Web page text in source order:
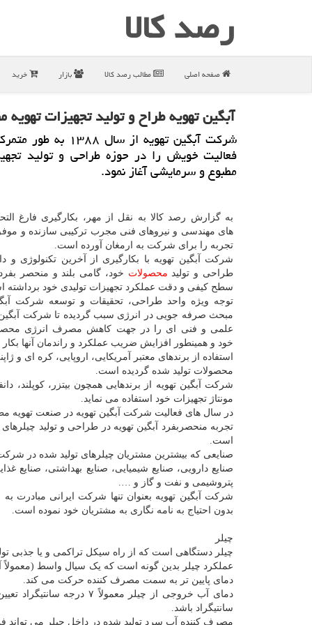
رصد كالا
صفحه اصلی مطالب رصد كالا بازار خرید
آبگین تهویه طراح و تولید تجهیزات تهویه
شركت آبگین تهویه از سال
فعالیت خویش را در حوزه طراحی و تولید
مطبوع و سرمایشی آغاز نمود.
به گزارش رصد کالا به نقل از مهر، بکارگیری فارغ
های مهندسی و نیروهای فنی مجرب ترکیبی سازنده و
تجربه را برای شرکت به ارمغان آورده است.
شرکت آبگین تهویه با بکارگیری از آخرین تکنولوژی و
طراحی و تولید محصولات خود، گامی بلند و منحصر
سطح کیفی و دقت عملکرد تجهیزات تولیدی خود برداشته
توجه ویژه واحد طراحی، تحقیقات و توسعه شرکت
مبحث صرفه جویی در انرژی سبب گردیده تا شرکت آبگین
علمی و فنی ای را در جهت کاهش مصرف انرژی
خود و همینطور افزایش ضریب عملکرد و راندمان آنها بکار
استفاده از برندهای معتبر آمریکایی، اروپایی، کره
محصولات تولید شده گردیده است.
شرکت آبگین تهویه از برندهایی همچون بیتزر،
مونتاژ تجهیزات خود استفاده می نماید.
در سال های فعالیت شرکت آبگین تهویه در صنعت تهویه
تجربه منحصربفرد آبگین تهویه در طراحی و تولید
است.
صنایعی که بیشترین مشتریان چیلرهای تولید شده در شرکت
صنایع دارویی، صنایع شیمیایی، صنایع بهداشتی، صنایع
پتروشیمی و نفت و گاز و ….
شرکت آبگین تهویه بعنوان تنها شرکت ایرانی مبادرت
بدون احتیاج به نامه نگاری به مشتریان خود نموده است.
چیلر
چیلر دستگاهی است که از راه سیکل تراکمی و یا جذبی
عملکرد چیلر بدین گونه است که یک سیال واسط (معمولاً
دمای پایین تر به سمت مصرف کننده حرکت می کند.
دمای آب خروجی از چیلر
سانتیگراد باشد.
مصرف کننده آب سرد تولید شده در داخل چیلر می تواند